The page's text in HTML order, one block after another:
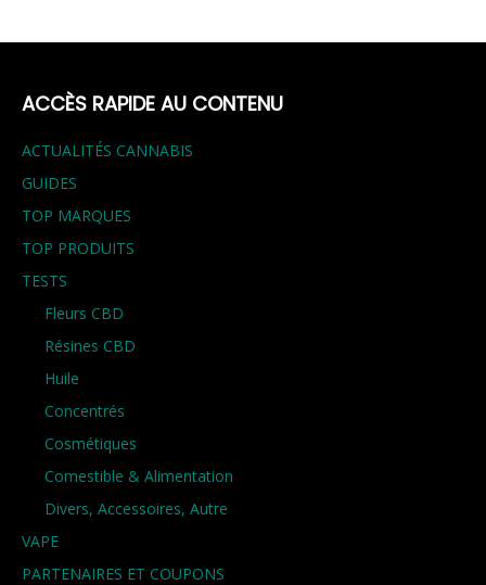
ACCÈS RAPIDE AU CONTENU
ACTUALITÉS CANNABIS
GUIDES
TOP MARQUES
TOP PRODUITS
TESTS
Fleurs CBD
Résines CBD
Huile
Concentrés
Cosmétiques
Comestible & Alimentation
Divers, Accessoires, Autre
VAPE
PARTENAIRES ET COUPONS